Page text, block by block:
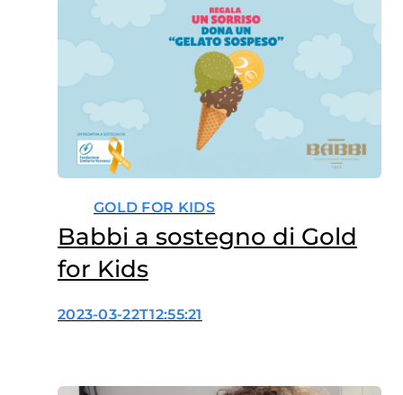
GOLD FOR KIDS
Babbi a sostegno di Gold
for Kids
2023-03-22T12:55:21